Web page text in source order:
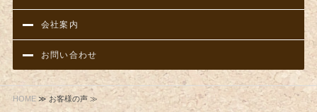
会社案内
お問い合わせ
HOME≫ お客様の声 ≫